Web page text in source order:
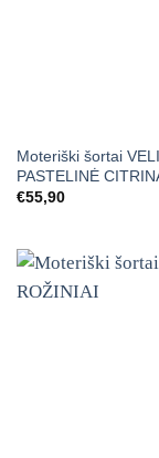
Moteriški šortai
PASTELINĖ
€55,90